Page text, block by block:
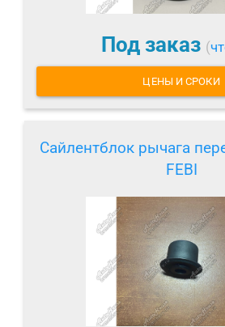
Под заказ (
ЦЕНЫ И СРОКИ
Сайлентблок рычага
FEBI